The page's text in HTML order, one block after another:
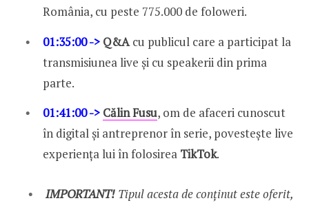
România, cu peste 775.000 de foloweri.
01:35:00 -> Q&Acu publicul care a participat la
transmisiunea live și cu speakerii din prima
parte.
01:41:00 -> Călin Fusu, om de afaceri cunoscut
în digital și antreprenor în serie, povestește live
experiența lui în folosirea TikTok.
IMPORTANT! Tipul acesta de conținut este oferit,